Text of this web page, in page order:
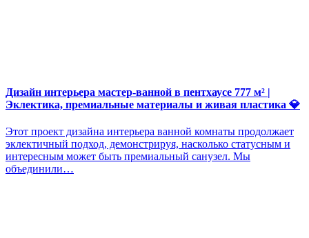
Дизайн интерьера мастер-ванной в пентхаусе 777 м² |
Эклектика, премиальные материалы и живая пластика 💎
Этот проект дизайна интерьера ванной комнаты продолжает
эклектичный подход, демонстрируя, насколько статусным и
интересным может быть премиальный санузел. Мы
объединили…